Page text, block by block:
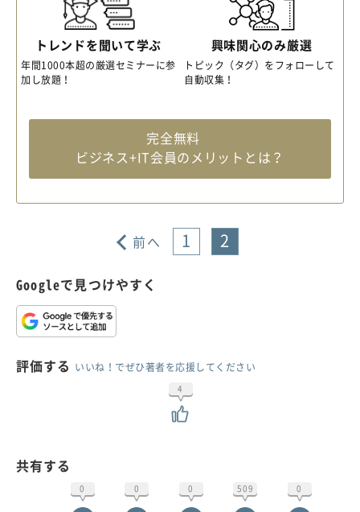
トレンドを聞いて学ぶ
年間1000本超の厳選セミナーに参
加し放題！
興味関心のみ厳選
トピック（タグ）をフォローして
自動収集！
完全無料
ビジネス+IT会員のメリットとは？
前へ 1 2
Googleで見つけやすく
評価する いいね！でぜひ著者を応援してください
4
共有する
0 0 0 509 0